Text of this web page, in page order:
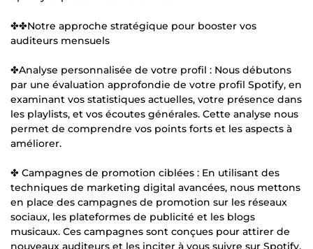
✤✤Notre approche stratégique pour booster vos
auditeurs mensuels
✤Analyse personnalisée de votre profil : Nous débutons
par une évaluation approfondie de votre profil Spotify, en
examinant vos statistiques actuelles, votre présence dans
les playlists, et vos écoutes générales. Cette analyse nous
permet de comprendre vos points forts et les aspects à
améliorer.
✤ Campagnes de promotion ciblées : En utilisant des
techniques de marketing digital avancées, nous mettons
en place des campagnes de promotion sur les réseaux
sociaux, les plateformes de publicité et les blogs
musicaux. Ces campagnes sont conçues pour attirer de
nouveaux auditeurs et les inciter à vous suivre sur Spotify.